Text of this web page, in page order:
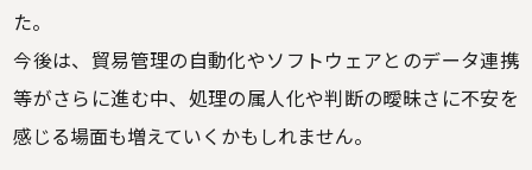
た。
今後は、貿易管理の自動化やソフトウェアとのデータ連携
等がさらに進む中、処理の属人化や判断の曖昧さに不安を
感じる場面も増えていくかもしれません。